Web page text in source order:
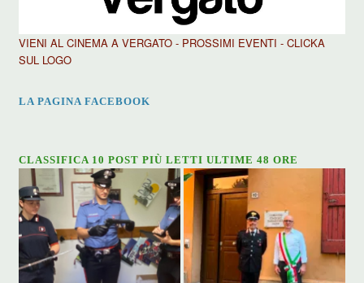
VIENI AL CINEMA A VERGATO - PROSSIMI EVENTI - CLICKA
SUL LOGO
LA PAGINA FACEBOOK
CLASSIFICA 10 POST PIÙ LETTI ULTIME 48 ORE